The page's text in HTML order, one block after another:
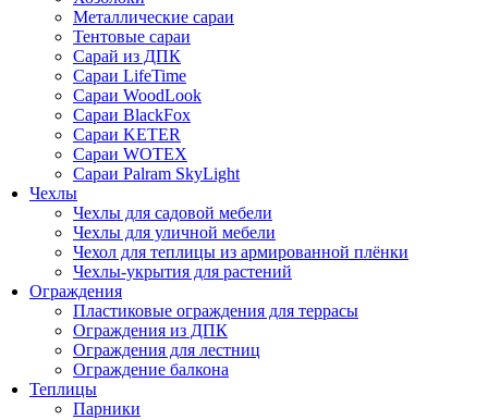
Металлические сараи
Тентовые сараи
Сарай из ДПК
Cараи LifeTime
Cараи WoodLook
Сараи BlackFox
Сараи KETER
Сараи WOTEX
Сараи Palram SkyLight
Чехлы
Чехлы для садовой мебели
Чехлы для уличной мебели
Чехол для теплицы из армированной плёнки
Чехлы-укрытия для растений
Ограждения
Пластиковые ограждения для террасы
Ограждения из ДПК
Ограждения для лестниц
Ограждение балкона
Теплицы
Парники